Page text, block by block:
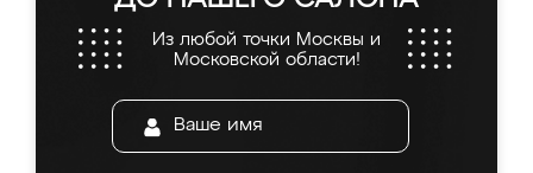
Из любой точки Москвы и
Московской области!